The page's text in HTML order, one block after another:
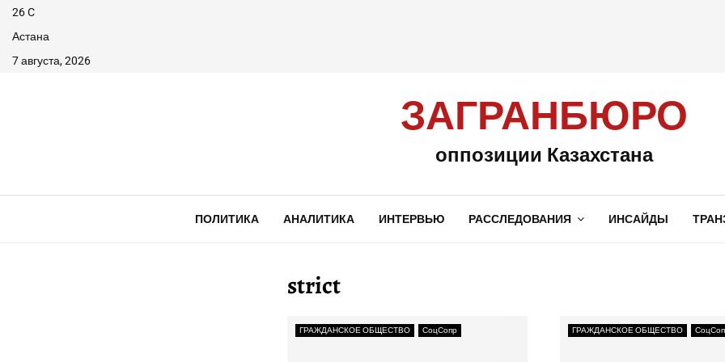
26C
Астана
7 августа, 2026
ЗАГРАНБЮРО
оппозиции Казахстана
ПОЛИТИКА АНАЛИТИКА ИНТЕРВЬЮ РАССЛЕДОВАНИЯ ИНСАЙДЫ
strict
ГРАЖДАНСКОЕ ОБЩЕСТВО СоцСопр ГРАЖДАНСКОЕ ОБЩЕСТВО